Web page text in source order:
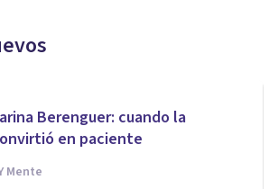
Berenguer: cuando la
en paciente
Mente